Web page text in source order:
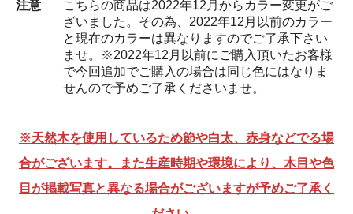
注意
こちらの商品は2022年12月からカラー変更がご
ざいました。その為、2022年12月以前のカラー
と現在のカラーは異なりますのでご了承下さい
ませ。※2022年12月以前にご購入頂いたお客様
で今回追加でご購入の場合は同じ色にはなりま
せんので予めご了承くださいませ。
※天然木を使用しているため節や白太、赤身などでる場
合がございます。また生産時期や環境により、木目や色
目が掲載写真と異なる場合がございますが予めご了承く